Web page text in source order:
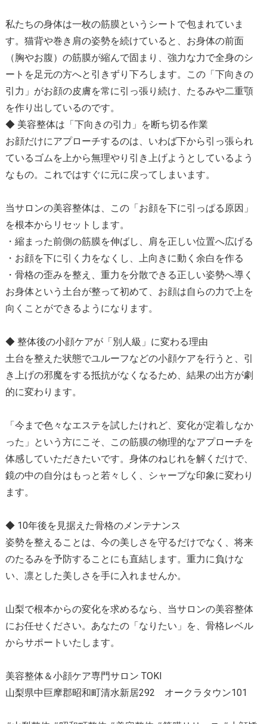
私たちの身体は一枚の筋膜というシートで包まれていま
す。猫背や巻き肩の姿勢を続けていると、お身体の前面
（胸やお腹）の筋膜が縮んで固まり、強力な力で全身のシ
ートを足元の方へと引きずり下ろします。この「下向きの
引力」がお顔の皮膚を常に引っ張り続け、たるみや二重顎
を作り出しているのです。
◆ 美容整体は「下向きの引力」を断ち切る作業
お顔だけにアプローチするのは、いわば下から引っ張られ
ているゴムを上から無理やり引き上げようとしているよう
なもの。これではすぐに元に戻ってしまいます。
当サロンの美容整体は、この「お顔を下に引っぱる原因」
を根本からリセットします。
・縮まった前側の筋膜を伸ばし、肩を正しい位置へ広げる
・お顔を下に引く力をなくし、上向きに動く余白を作る
・骨格の歪みを整え、重力を分散できる正しい姿勢へ導く
お身体という土台が整って初めて、お顔は自らの力で上を
向くことができるようになります。
◆ 整体後の小顔ケアが「別人級」に変わる理由
土台を整えた状態でユルーフなどの小顔ケアを行うと、引
き上げの邪魔をする抵抗がなくなるため、結果の出方が劇
的に変わります。
「今まで色々なエステを試したけれど、変化が定着しなか
った」という方にこそ、この筋膜の物理的なアプローチを
体感していただきたいです。身体のねじれを解くだけで、
鏡の中の自分はもっと若々しく、シャープな印象に変わり
ます。
◆ 10年後を見据えた骨格のメンテナンス
姿勢を整えることは、今の美しさを守るだけでなく、将来
のたるみを予防することにも直結します。重力に負けな
い、凛とした美しさを手に入れませんか。
山梨で根本からの変化を求めるなら、当サロンの美容整体
にお任せください。あなたの「なりたい」を、骨格レベル
からサポートいたします。
美容整体＆小顔ケア専門サロン TOKI
山梨県中巨摩郡昭和町清水新居292 オークラタウン101